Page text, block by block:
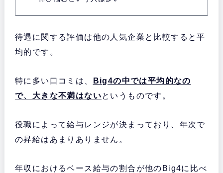
待遇に関する評価は他の人気企業と比較すると平
均的です。
特に多い口コミは、
Big4の中では平均的なの
で、大きな不満はないというものです。
役職によって給与レンジが決まっており、年次で
の昇給はあまりありません。
年収におけるベース給与の割合が他のBig4に比べ